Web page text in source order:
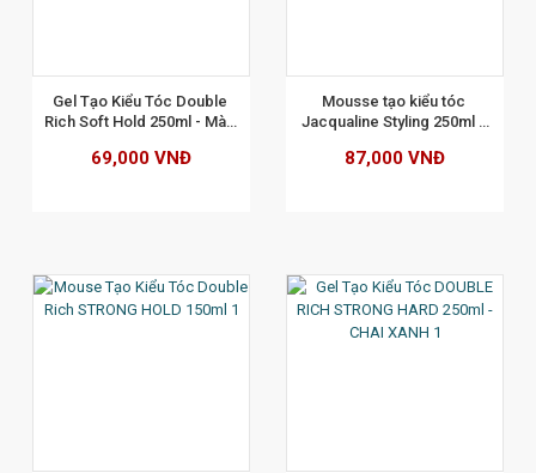
Gel Tạo Kiểu Tóc Double
Rich Soft Hold 250ml - Màu
69,000 VNĐ
Mousse tạo kiểu tóc
Jacqualine Styling 250ml -
giúp tóc vào nếp tự nhiên
87,000 VNĐ